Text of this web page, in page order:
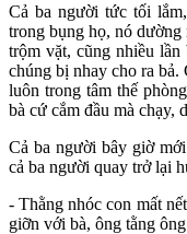
Cả ba người tức tối
trong bụng họ, nó
trộm vặt, cũng nhiều
chúng bị nhay cho ra bả.
luôn trong tâm thế
bà cứ cắm đầu mà chạy,
Cả ba người bây giờ
cả ba người quay trở lại
- Thằng nhóc con mất
giỡn với bà, ông tằng